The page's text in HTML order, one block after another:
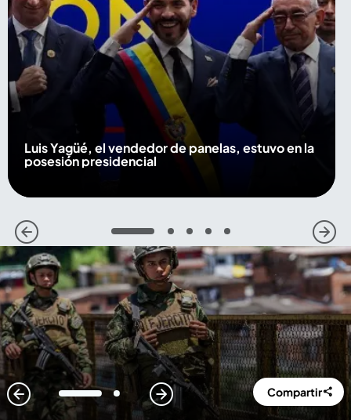
Luis Yagüé, el vendedor de panelas, estuvo en la
posesión presidencial
1 2 3 4 5
1 2 Compartir